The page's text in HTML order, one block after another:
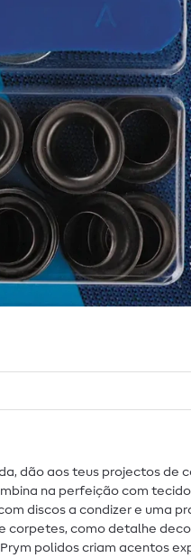
dão aos teus projectos
na perfeição com
discos a condizer e
corpetes, como detalhe
polidos criam acentos